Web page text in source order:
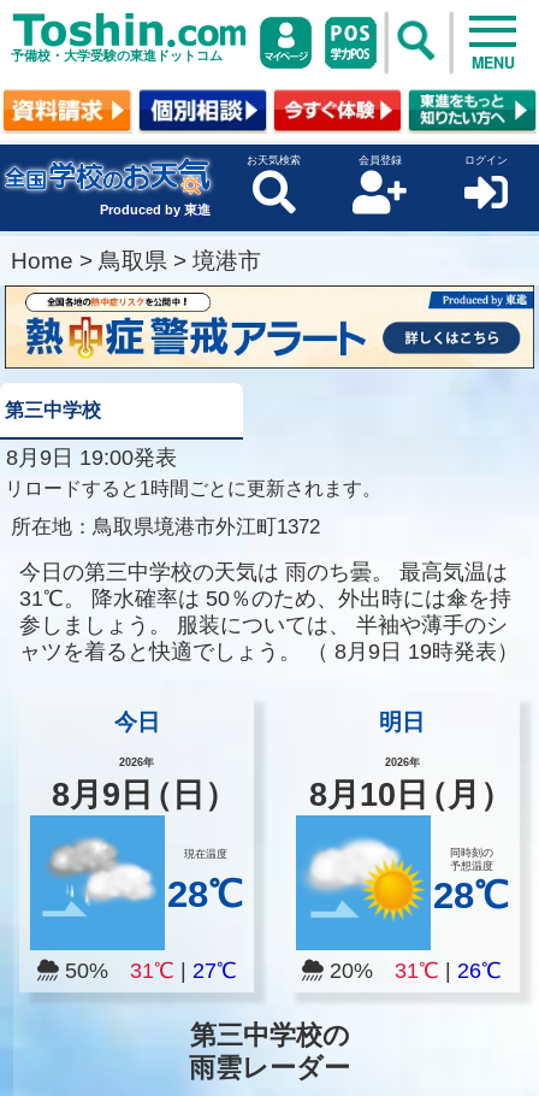
予備校・大学受験の東進ドットコム MENU
Produced by 東進
お天気検索 会員登録 ログイン
Home > 鳥取県 > 境港市
第三中学校
8月9日 19:00発表
リロードすると1時間ごとに更新されます。
所在地： 鳥取県境港市外江町1372
今日の第三中学校の天気は 雨のち曇。
最高気温は
31℃。
降水確率は 50％のため、外出時には傘を持
参しましょう。
服装については、
半袖や薄手のシ
ャツを着ると快適でしょう。
（ 8月9日 19時発表）
今日
2026年
8月 9 日（日）
現在温度
28℃
50% 31℃ 27℃
明日
2026年
8月 10 日（月）
同時刻の
予想温度
28℃
20%31℃ |26℃
第三中学校の
雨雲レーダー